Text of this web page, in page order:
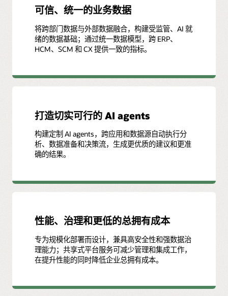
可信、统一的业务数据
将跨部门数据与外部数据融合，构建受监管、AI 就
绪的数据基础；通过统一数据模型，跨 ERP、
HCM、SCM 和 CX 提供一致的指标。
打造切实可行的 AI agents
构建定制 AI agents，跨应用和数据源自动执行分
析、数据准备和决策流，生成更优质的建议和更准
确的结果。
性能、治理和更低的总拥有成本
专为规模化部署而设计，兼具高安全性和强数据治
理能力；共享式平台服务可减少管理和集成工作，
在提升性能的同时降低企业总拥有成本。